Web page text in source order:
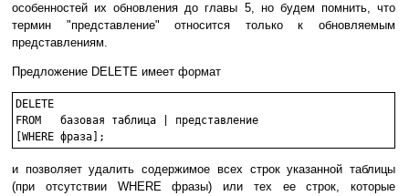
особенностей их обновления до главы 5, но будем помнить, что
термин "представление" относится только к обновляемым
представлениям.
Предложение DELETE имеет формат
DELETE
FROM   базовая таблица | представление
и позволяет удалить содержимое всех строк указанной таблицы
(при отсутствии WHERE фразы) или тех ее строк, которые